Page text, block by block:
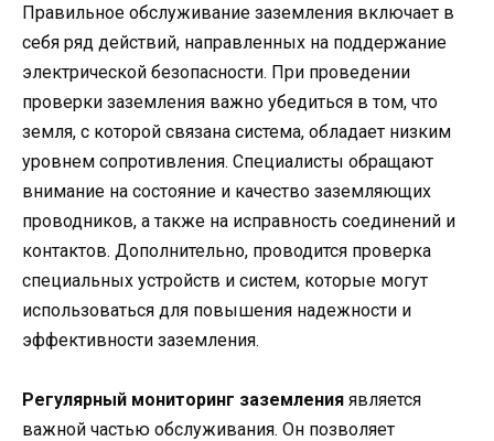
Правильное обслуживание заземления включает в
себя ряд действий, направленных на поддержание
электрической безопасности. При проведении
проверки заземления важно убедиться в том, что
земля, с которой связана система, обладает низким
уровнем сопротивления. Специалисты обращают
внимание на состояние и качество заземляющих
проводников, а также на исправность соединений и
контактов. Дополнительно, проводится проверка
специальных устройств и систем, которые могут
использоваться для повышения надежности и
эффективности заземления.
Регулярный мониторинг заземления является
важной частью обслуживания. Он позволяет